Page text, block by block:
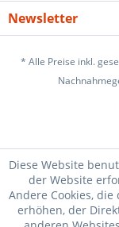
Newsletter
* Alle Preise inkl.
Diese Website
der Website
Andere Cookies,
erhöhen, der